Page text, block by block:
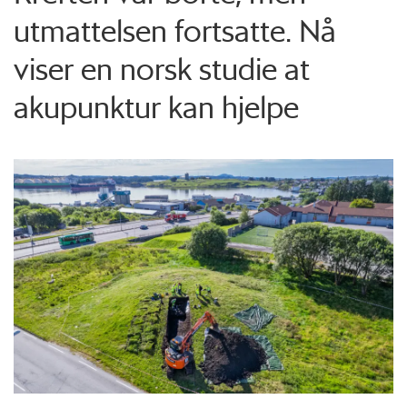
utmattelsen fortsatte. Nå
viser en norsk studie at
akupunktur kan hjelpe